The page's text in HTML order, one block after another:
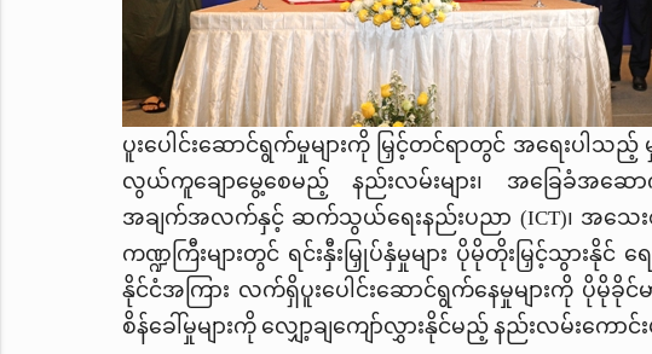
ပူးပေါင်းဆောင်ရွက်မှုများကို မြှင့်တင်ရာတွင် အရေးပ
လွယ်ကူချောမွေ့စေမည့် နည်းလမ်းများ၊ အခြေခံအဆေ
အချက်အလက်နှင့် ဆက်သွယ်ရေးနည်းပညာ (ICT)၊ အသေး
ကဏ္ဍကြီးများတွင် ရင်းနှီးမြှုပ်နှံမှုများ ပိုမိုတိုးမြှင့်သွာ
နိုင်ငံအကြား လက်ရှိပူးပေါင်းဆောင်ရွက်နေမှုများကို ပိုမို
စိန်ခေါ်မှုများကို လျှော့ချကျော်လွှားနိုင်မည့် နည်းလမ်းကေ